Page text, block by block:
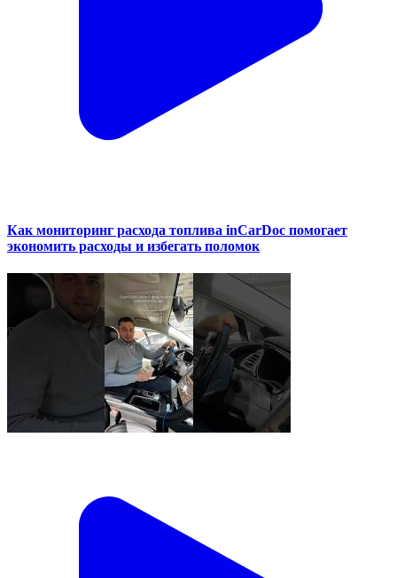
Как мониторинг расхода топлива inCarDoc помогает
экономить расходы и избегать поломок